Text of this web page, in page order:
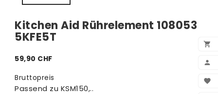



Kitchen Aid Rührelement 108053
5KFE5T
59,90 CHF
Bruttopreis
Passend zu KSM150,..